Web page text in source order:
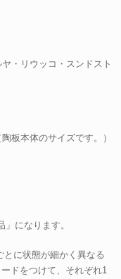
・リウッコ・スンドスト
板本体のサイズです。）
になります。
とに状態が細かく異なる
ドをつけて、それぞれ1